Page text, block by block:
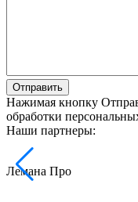
Отправить
Нажимая кнопку
обработки
Наши партнеры:
Лемана Про